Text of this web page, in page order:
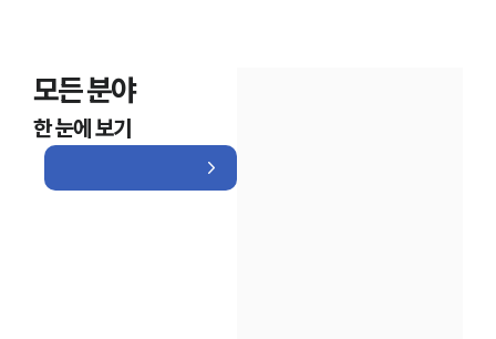
모든 분야
한 눈에 보기